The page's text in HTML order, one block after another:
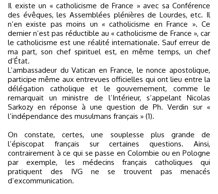
Il existe un « catholicisme de France » avec sa Conférence
des évêques, les Assemblées plénières de Lourdes, etc. Il
n’en existe pas moins un « catholicisme en France ». Ce
dernier n’est pas réductible au « catholicisme de France », car
le catholicisme est une réalité internationale. Sauf erreur de
ma part, son chef spirituel est, en même temps, un chef
d’État.
L’ambassadeur du Vatican en France, le nonce apostolique,
participe même aux entrevues officielles qui ont lieu entre la
délégation catholique et le gouvernement, comme le
remarquait un ministre de l’Intérieur, s’appelant Nicolas
Sarkozy en réponse à une question de Ph. Verdin sur «
l’indépendance des musulmans français » (1).
On constate, certes, une souplesse plus grande de
l’épiscopat français sur certaines questions. Ainsi,
contrairement à ce qui se passe en Colombie ou en Pologne
par exemple, les médecins français catholiques qui
pratiquent des IVG ne se trouvent pas menacés
d’excommunication.